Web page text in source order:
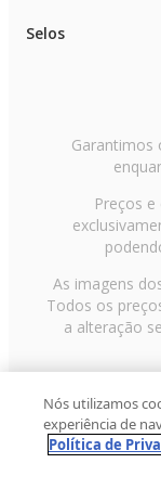
Selos
Garantimos
Preços
As imagens
Todos os
a alteração
Paulo/SP,
2013 Fast
Nós utilizamos
experiência de
Política de